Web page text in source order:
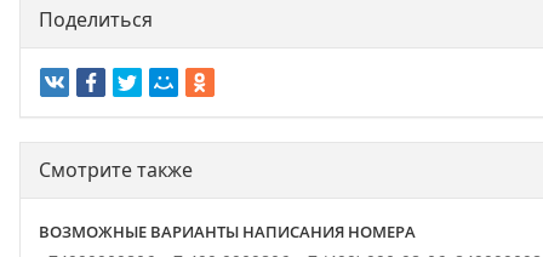
Поделиться
Смотрите также
ВОЗМОЖНЫЕ ВАРИАНТЫ НАПИСАНИЯ НОМЕРА